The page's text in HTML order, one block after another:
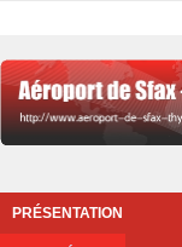
PRÉSENTATION